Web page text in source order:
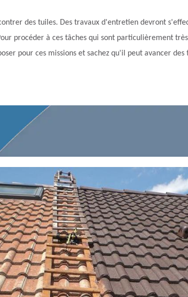
des tuiles. Des travaux d'entretien devront
procéder à ces tâches qui sont particulièrement
pour ces missions et sachez qu'il peut avancer des